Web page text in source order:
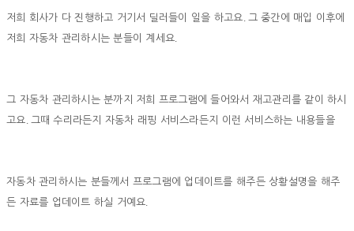
저희 회사가 다 진행하고 거기서 딜러들이 일을 하고요. 그 중간에 매입 이후에
저희 자동차 관리하시는 분들이 계세요.
그 자동차 관리하시는 분까지 저희 프로그램에 들어와서 재고관리를 같이 하시
고요. 그때 수리라든지 자동차 래핑 서비스라든지 이런 서비스하는 내용들을
자동차 관리하시는 분들께서 프로그램에 업데이트를 해주든 상황설명을 해주
든 자료를 업데이트 하실 거예요.